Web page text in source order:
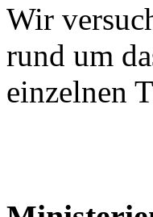
Wir
rund um
einzelnen